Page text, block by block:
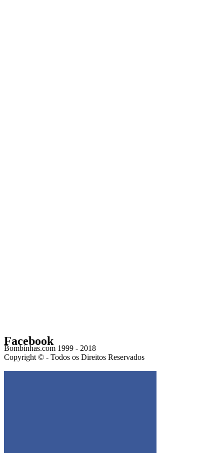
Bombinhas.com 1999 - 2018
Copyright © - Todos os Direitos Reservados
Facebook